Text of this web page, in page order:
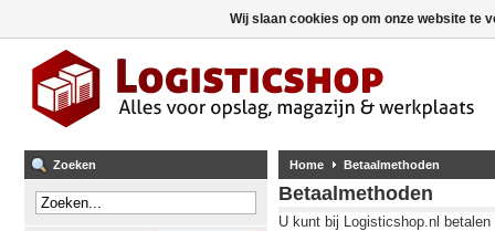
Zoeken Home Betaalmethoden
Betaalmethoden
U kunt bij Logisticshop.nl
Wij slaan cookies op om onze website te